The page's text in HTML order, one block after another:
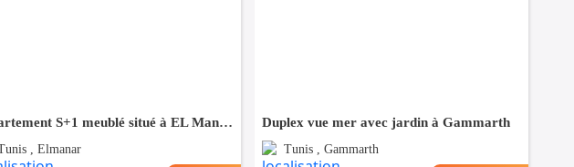
appartement S+1 meublé situé à EL Manar 1
, Elmanar
Duplex vue mer avec jardin à Gammarth
Tunis , Gammarth